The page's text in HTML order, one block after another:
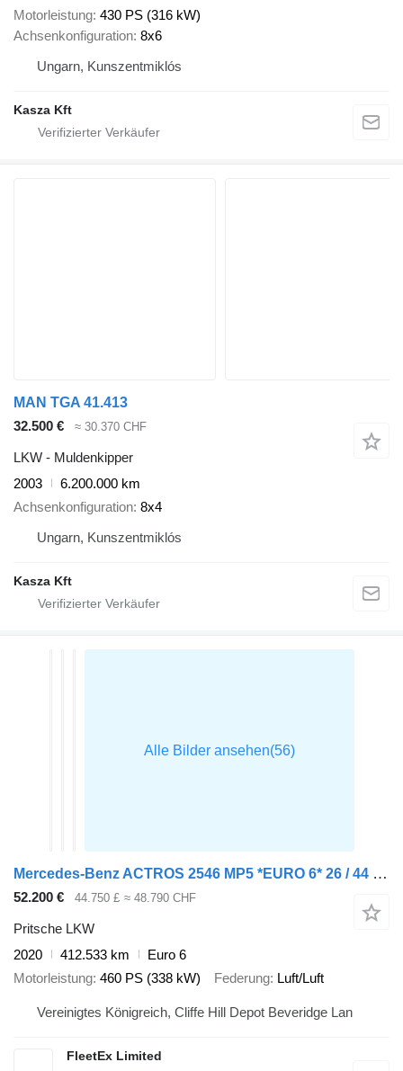
Motorleistung 430 PS (316 kW)
Achsenkonfiguration 8x6
Ungarn, Kunszentmiklós
Kasza Kft
MAN TGA 41.413
32.500 €
≈ 30.370 CHF
LKW - Muldenkipper
2003
6.200.000 km
Achsenkonfiguration 8x4
Ungarn, Kunszentmiklós
Kasza Kft
Mercedes-Benz ACTROS 2546 MP5 *EURO 6* 26 / 44 TONNE CRANE DRAWBAR 2020 – AY70 + Pritschenanhänger
52.200 € 44.750 £ ≈ 48.790 CHF
Pritsche LKW
2020
412.533 km
Euro 6
Motorleistung 460 PS (338 kW) Federung Luft/Luft
Vereinigtes Königreich, Cliffe Hill Depot Beveridge Lan
FleetEx Limited